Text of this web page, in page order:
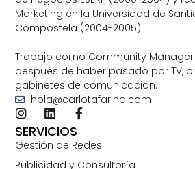
Marketing en la Universidad de
Compostela (2004-2005).
Trabajo como Community Manager
después de haber pasado por TV,
gabinetes de comunicación.
hola@carlotafarina.com
SERVICIOS
Gestión de Redes
Publicidad y Consultoría